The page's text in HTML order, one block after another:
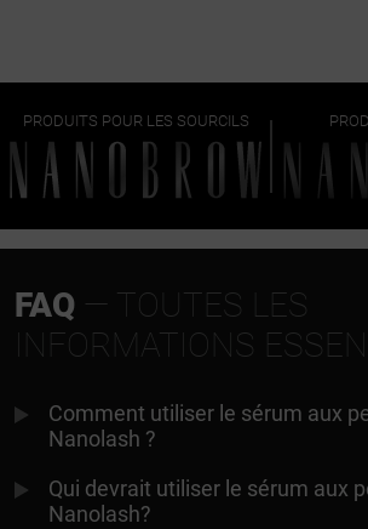
PRODUITS POUR LES SOURCILS
FAQ — TOUTES LES
INFORMATIONS
Comment utiliser le sérum aux
Nanolash ?
Qui devrait utiliser le sérum aux
Nanolash?